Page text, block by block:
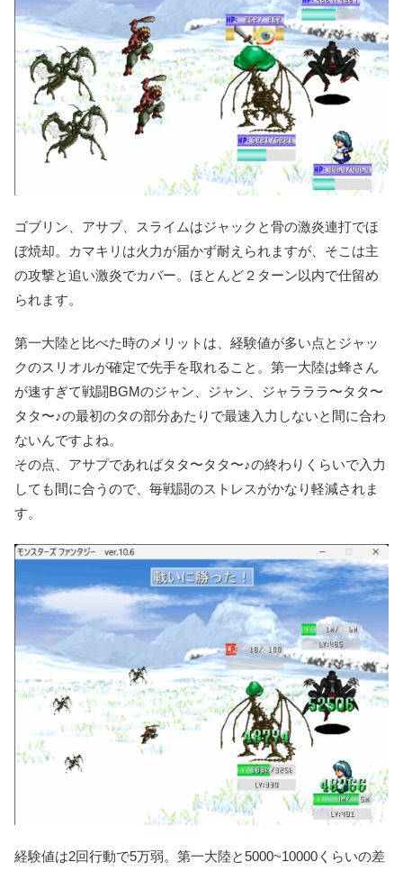
ゴブリン、アサプ、スライムはジャックと骨の激炎連打でほ
ぼ焼却。カマキリは火力が届かず耐えられますが、そこは主
の攻撃と追い激炎でカバー。ほとんど２ターン以内で仕留め
られます。
第一大陸と比べた時のメリットは、経験値が多い点とジャッ
クのスリオルが確定で先手を取れること。第一大陸は蜂さん
が速すぎて戦闘BGMのジャン、ジャン、ジャラララ〜タタ〜
タタ〜♪の最初のタの部分あたりで最速入力しないと間に合わ
ないんですよね。
その点、アサプであればタタ〜タタ〜♪の終わりくらいで入力
しても間に合うので、毎戦闘のストレスがかなり軽減されま
す。
経験値は2回行動で5万弱。第一大陸と5000~10000くらいの差